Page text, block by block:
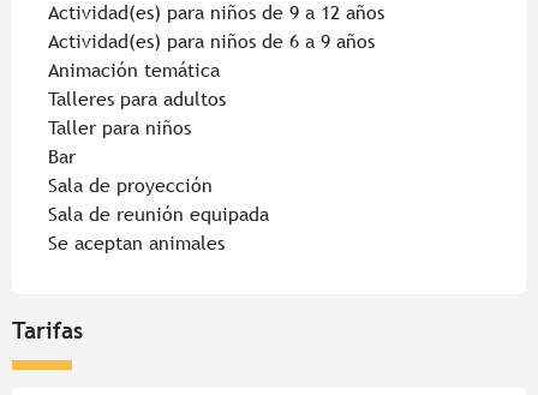
Actividad(es) para niños de 9 a 12 años
Actividad(es) para niños de 6 a 9 años
Animación temática
Talleres para adultos
Taller para niños
Bar
Sala de proyección
Sala de reunión equipada
Se aceptan animales
Tarifas